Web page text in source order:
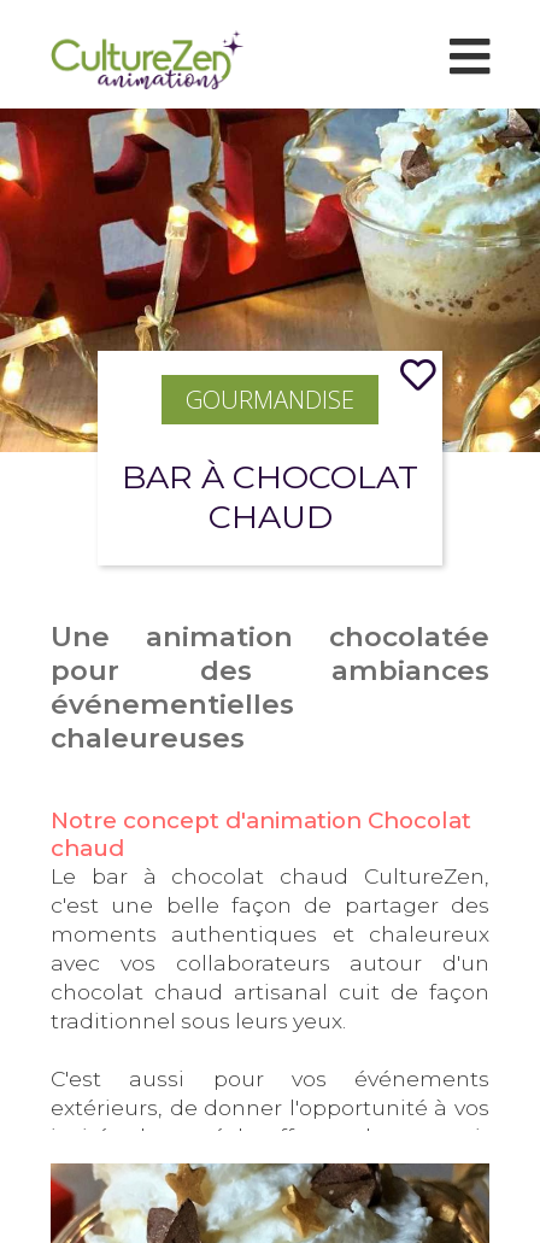
GOURMANDISE
BAR À CHOCOLAT
CHAUD
Une animation chocolatée
pour des ambiances
événementielles
chaleureuses
Notre concept d'animation Chocolat
chaud
Le bar à chocolat chaud CultureZen,
c'est une belle façon de partager des
moments authentiques et chaleureux
avec vos collaborateurs autour d'un
chocolat chaud artisanal cuit de façon
traditionnel sous leurs yeux.
C'est aussi pour vos événements
extérieurs, de donner l'opportunité à vos
invités de se réchauffer et de ressentir
du bien-être grâce au chocolat, véritable
produit plaisir, qui sera sublimé par une
jolie décoration de fêtes.